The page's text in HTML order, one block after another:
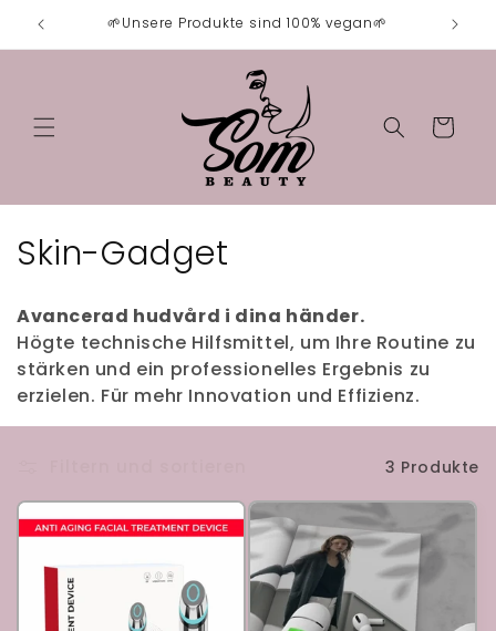
zum
Inhalt
🌱Unsere Produkte sind 100% vegan🌱
Warenkorb
K
t
e
g
r
Skin-Gadget
Avancerad hudvård i dina händer.
Högte technische Hilfsmittel, um Ihre Routine zu
stärken und ein professionelles Ergebnis zu
erzielen. Für mehr Innovation und Effizienz.
3 Produkte